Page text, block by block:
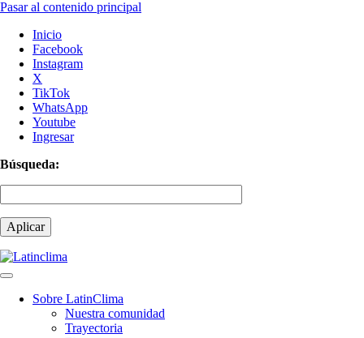
Pasar al contenido principal
Inicio
Facebook
Instagram
X
TikTok
WhatsApp
Youtube
Ingresar
Búsqueda:
Navegación
Sobre LatinClima
Nuestra comunidad
Trayectoria